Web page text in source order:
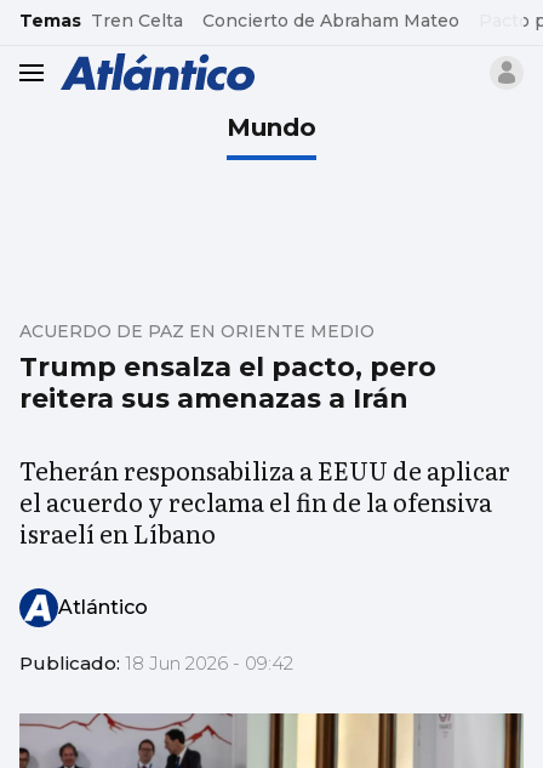
common.go-to-content
Temas Tren Celta Concierto de Abraham Mateo Pacto
header.menu.open
Mundo
Trump ensalza el pacto, pero
reitera sus amenazas a Irán
ACUERDO DE PAZ EN ORIENTE MEDIO
Teherán responsabiliza a EEUU de aplicar
el acuerdo y reclama el fin de la ofensiva
israelí en Líbano
Atlántico
Publicado: 18 Jun 2026 - 09:42